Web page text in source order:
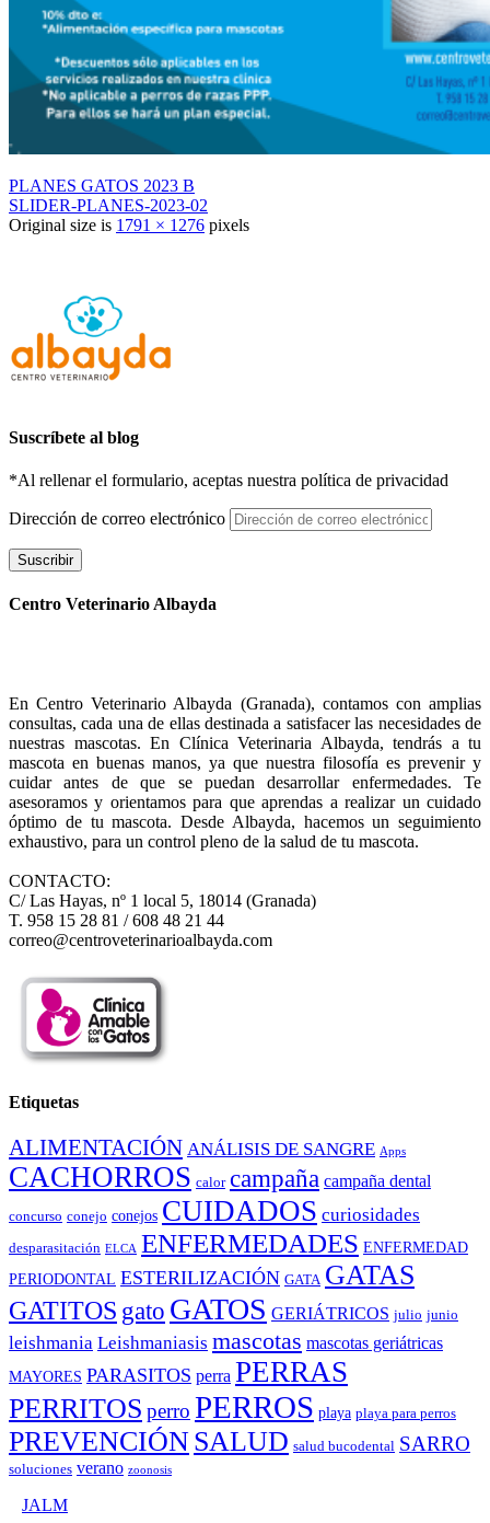
PLANES GATOS 2023 B
SLIDER-PLANES-2023-02
Original size is 1791 × 1276 pixels
Suscríbete al blog
*Al rellenar el formulario, aceptas nuestra política de privacidad
Dirección de correo electrónico
Suscribir
Centro Veterinario Albayda
En Centro Veterinario Albayda (Granada), contamos con amplias
consultas, cada una de ellas destinada a satisfacer las necesidades de
nuestras mascotas. En Clínica Veterinaria Albayda, tendrás a tu
mascota en buenas manos, ya que nuestra filosofía es prevenir y
cuidar antes de que se puedan desarrollar enfermedades. Te
asesoramos y orientamos para que aprendas a realizar un cuidado
óptimo de tu mascota. Desde Albayda, hacemos un seguimiento
exhaustivo, para un control pleno de la salud de tu mascota.
CONTACTO:
C/ Las Hayas, nº 1 local 5, 18014 (Granada)
T. 958 15 28 81 / 608 48 21 44
correo@centroveterinarioalbayda.com
Etiquetas
ALIMENTACIÓN ANÁLISIS DE SANGRE Apps
CACHORROS calor campaña campaña dental
concurso conejo conejos CUIDADOS curiosidades
desparasitación ELCA ENFERMEDADES ENFERMEDAD
PERIODONTAL ESTERILIZACIÓN GATA GATAS
GATITOS gato GATOS GERIÁTRICOS julio junio
leishmania Leishmaniasis mascotas mascotas geriátricas
MAYORES PARASITOS perra PERRAS
PERRITOS perro PERROS playa playa para perros
PREVENCIÓNSALUD salud bucodental SARRO
soluciones verano zoonosis
JALM